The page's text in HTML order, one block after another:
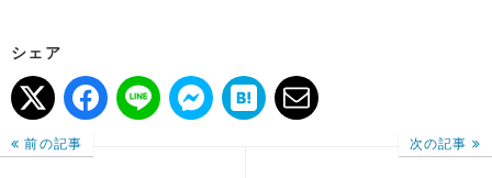
シェア
前の記事 次の記事